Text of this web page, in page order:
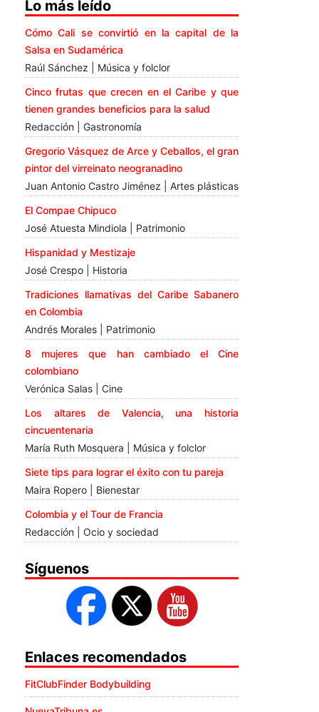
Lo más leído
Cómo Cali se convirtió en la capital de la
Salsa en Sudamérica
Raúl Sánchez | Música y folclor
Cinco frutas que crecen en el Caribe y que
tienen grandes beneficios para la salud
Redacción | Gastronomía
Gregorio Vásquez de Arce y Ceballos, el gran
pintor del virreinato neogranadino
Juan Antonio Castro Jiménez | Artes plásticas
El Compae Chipuco
José Atuesta Mindiola | Patrimonio
Hispanidad y Mestizaje
José Crespo | Historia
Tradiciones llamativas del Caribe Sabanero
en Colombia
Andrés Morales | Patrimonio
8 mujeres que han cambiado el Cine
colombiano
Verónica Salas | Cine
Los altares de Valencia, una historia
cincuentenaria
María Ruth Mosquera | Música y folclor
Siete tips para lograr el éxito con tu pareja
Maira Ropero | Bienestar
Colombia y el Tour de Francia
Redacción | Ocio y sociedad
Síguenos
Enlaces recomendados
FitClubFinder Bodybuilding